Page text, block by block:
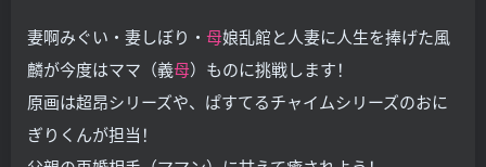
妻啊みぐい・妻しぼり・ 母娘乱館と人妻に人生を捧げた風
麟が今度はママ（義母）ものに挑戦します！
原画は超昂シリーズや、ぱすてるチャイムシリーズのおに
ぎりくんが担当！